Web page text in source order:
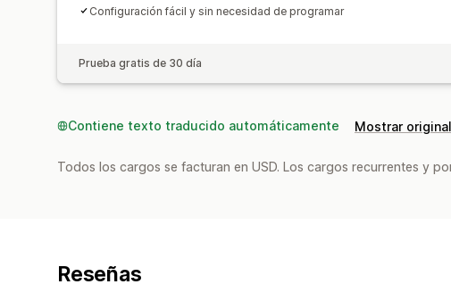
Configuración fácil y sin necesidad de programar
Prueba gratis de 30 día
Contiene texto traducido automáticamente Mostrar original
Todos los cargos se facturan en USD. Los cargos recurrentes y
Reseñas